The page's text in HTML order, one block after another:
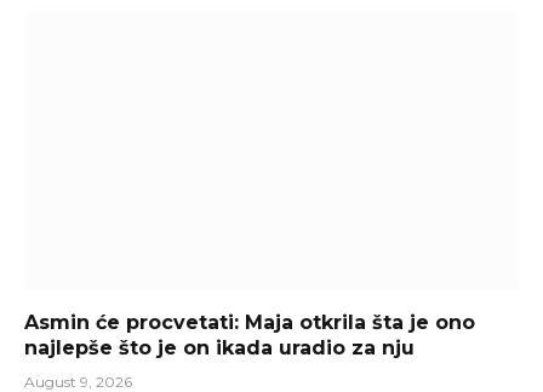
Asmin će procvetati: Maja otkrila šta je ono
najlepše što je on ikada uradio za nju
August 9, 2026